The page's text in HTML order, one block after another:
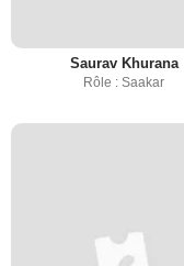
Saurav Khurana
Rôle : Saakar